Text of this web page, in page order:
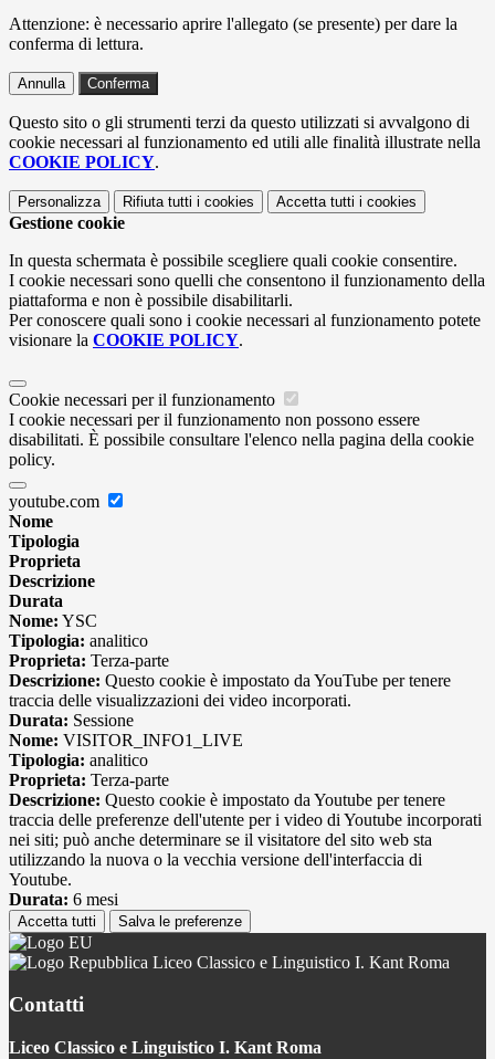
Attenzione: è necessario aprire l'allegato (se presente) per dare la
conferma di lettura.
Annulla Conferma
Questo sito o gli strumenti terzi da questo utilizzati si avvalgono di
cookie necessari al funzionamento ed utili alle finalità illustrate nella
COOKIE POLICY.
Personalizza Rifiuta tutti i cookies Accetta tutti i cookies
Gestione cookie
In questa schermata è possibile scegliere quali cookie consentire.
I cookie necessari sono quelli che consentono il funzionamento della
piattaforma e non è possibile disabilitarli.
Per conoscere quali sono i cookie necessari al funzionamento potete
visionare la COOKIE POLICY.
Cookie necessari per il funzionamento
I cookie necessari per il funzionamento non possono essere
disabilitati. È possibile consultare l'elenco nella pagina della cookie
policy.
youtube.com
Nome
Tipologia
Proprieta
Descrizione
Durata
Nome: YSC
Tipologia: analitico
Proprieta: Terza-parte
Descrizione: Questo cookie è impostato da YouTube per tenere
traccia delle visualizzazioni dei video incorporati.
Durata: Sessione
Nome: VISITOR_INFO1_LIVE
Tipologia: analitico
Proprieta: Terza-parte
Descrizione: Questo cookie è impostato da Youtube per tenere
traccia delle preferenze dell'utente per i video di Youtube incorporati
nei siti; può anche determinare se il visitatore del sito web sta
utilizzando la nuova o la vecchia versione dell'interfaccia di
Youtube.
Durata: 6 mesi
Accetta tutti Salva le preferenze
Liceo Classico e Linguistico I. Kant Roma
Contatti
Liceo Classico e Linguistico I. Kant Roma